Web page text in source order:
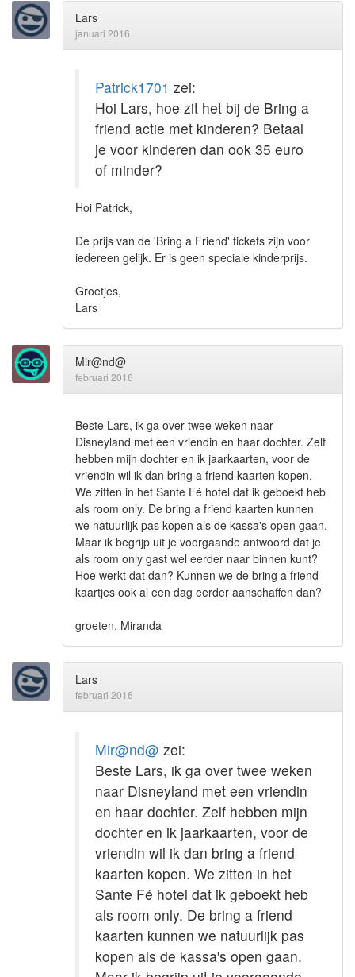
Lars
januari 2016
Patrick1701 zei:
Hoi Lars, hoe zit het bij de Bring a
friend actie met kinderen? Betaal
je voor kinderen dan ook 35 euro
of minder?
Hoi Patrick,
De prijs van de 'Bring a Friend' tickets zijn voor
iedereen gelijk. Er is geen speciale kinderprijs.
Groetjes,
Lars
Mir@nd@
februari 2016
Beste Lars, ik ga over twee weken naar
Disneyland met een vriendin en haar dochter. Zelf
hebben mijn dochter en ik jaarkaarten, voor de
vriendin wil ik dan bring a friend kaarten kopen.
We zitten in het Sante Fé hotel dat ik geboekt heb
als room only. De bring a friend kaarten kunnen
we natuurlijk pas kopen als de kassa's open gaan.
Maar ik begrijp uit je voorgaande antwoord dat je
als room only gast wel eerder naar binnen kunt?
Hoe werkt dat dan? Kunnen we de bring a friend
kaartjes ook al een dag eerder aanschaffen dan?
groeten, Miranda
Lars
februari 2016
Mir@nd@ zei:
Beste Lars, ik ga over twee weken
naar Disneyland met een vriendin
en haar dochter. Zelf hebben mijn
dochter en ik jaarkaarten, voor de
vriendin wil ik dan bring a friend
kaarten kopen. We zitten in het
Sante Fé hotel dat ik geboekt heb
als room only. De bring a friend
kaarten kunnen we natuurlijk pas
kopen als de kassa's open gaan.